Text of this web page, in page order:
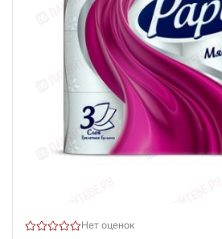
Нет оценок